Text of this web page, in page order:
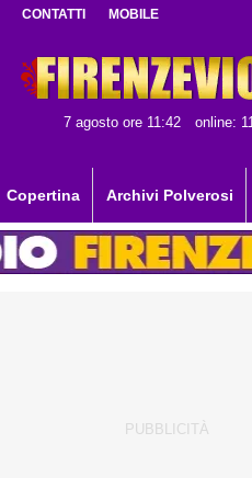
CONTATTI MOBILE
7 agosto ore 11:42 online:
Copertina Archivi Polverosi